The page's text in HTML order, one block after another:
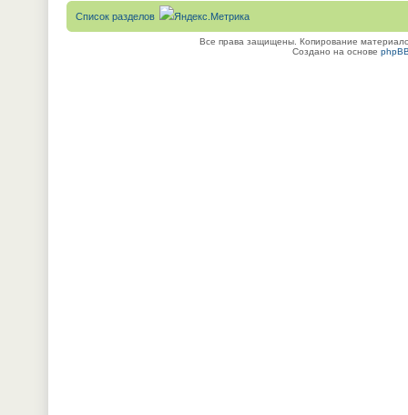
Список разделов
Все права защищены. Копирование
Создано на основе